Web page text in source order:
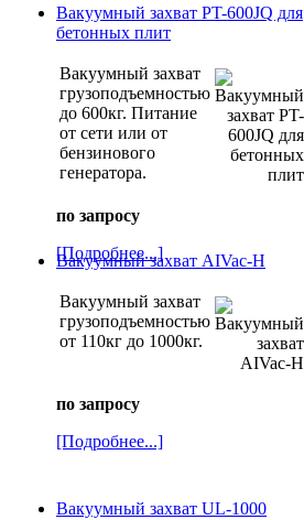
Вакуумный захват PT-600JQ для
бетонных плит
Вакуумный захват
грузоподъемностью
до 600кг. Питание
от сети или от
бензинового
генератора.
по запросу
[Подробнее...]
Вакуумный захват AIVac-H
Вакуумный захват
грузоподъемностью
от 110кг до 1000кг.
по запросу
[Подробнее...]
Вакуумный захват UL-1000